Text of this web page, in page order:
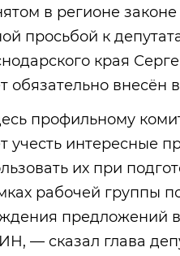
в регионе
просьбой к
края
обязательно внесён
профильному
учесть интересные
их при
рабочей группы
предложений
— сказал глава